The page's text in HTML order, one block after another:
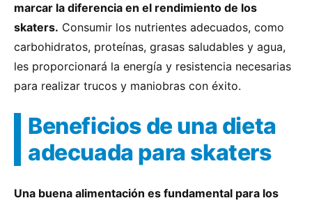
marcar la diferencia en el rendimiento de los
skaters. Consumir los nutrientes adecuados, como
carbohidratos, proteínas, grasas saludables y agua,
les proporcionará la energía y resistencia necesarias
para realizar trucos y maniobras con éxito.
Beneficios de una dieta
adecuada para skaters
Una buena alimentación es fundamental para los